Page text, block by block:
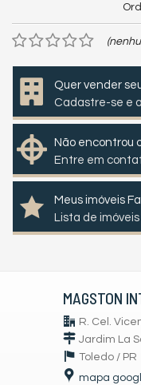
Quer vender
Cadastre-se e
Não encontrou
Entre em
Meus imóveis
Lista de
MAGSTON
R. Cel.
Jardim La
Toledo / PR
mapa